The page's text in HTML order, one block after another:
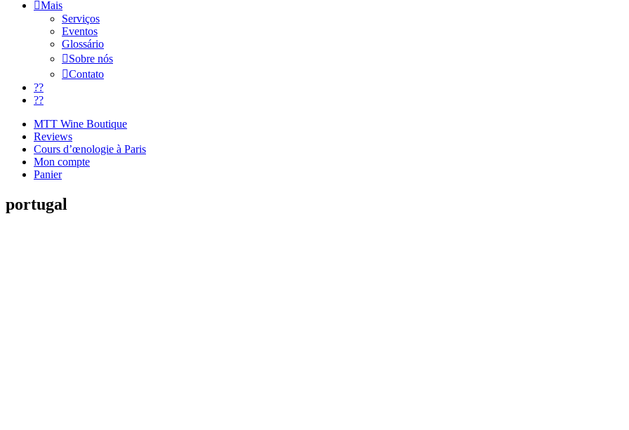
Mais
Serviços
Eventos
Glossário
Sobre nós
Contato
??
??
MTT Wine Boutique
Reviews
Cours d’œnologie à Paris
Mon compte
Panier
portugal